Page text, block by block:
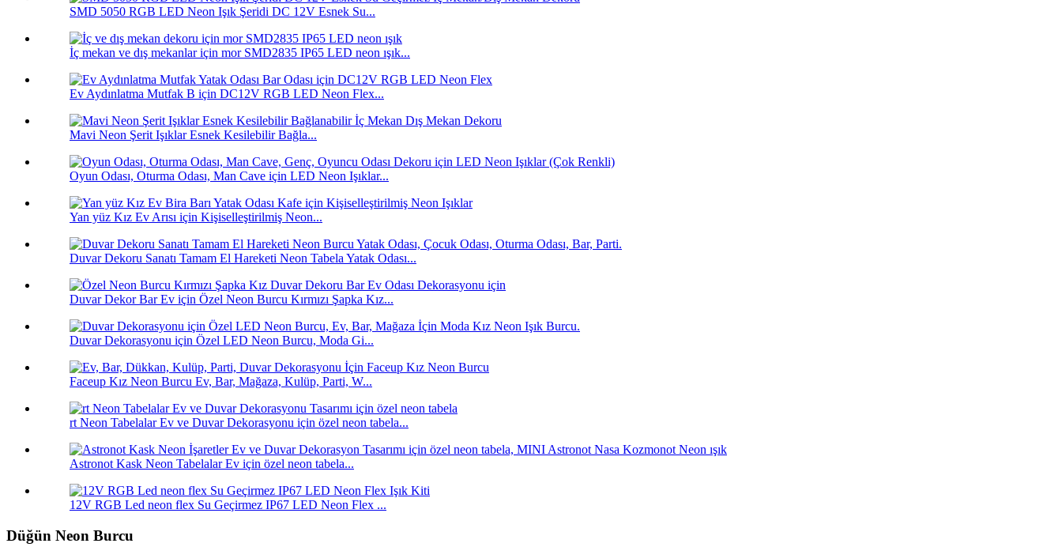
SMD 5050 RGB LED Neon Işık Şeridi DC 12V Esnek Su...
İç mekan ve dış mekanlar için mor SMD2835 IP65 LED neon ışık...
Ev Aydınlatma Mutfak B için DC12V RGB LED Neon Flex...
Mavi Neon Şerit Işıklar Esnek Kesilebilir Bağla...
Oyun Odası, Oturma Odası, Man Cave için LED Neon Işıklar...
Yan yüz Kız Ev Arısı için Kişiselleştirilmiş Neon...
Duvar Dekoru Sanatı Tamam El Hareketi Neon Tabela Yatak Odası...
Duvar Dekor Bar Ev için Özel Neon Burcu Kırmızı Şapka Kız...
Duvar Dekorasyonu için Özel LED Neon Burcu, Moda Gi...
Faceup Kız Neon Burcu Ev, Bar, Mağaza, Kulüp, Parti, W...
rt Neon Tabelalar Ev ve Duvar Dekorasyonu için özel neon tabela...
Astronot Kask Neon Tabelalar Ev için özel neon tabela...
12V RGB Led neon flex Su Geçirmez IP67 LED Neon Flex ...
Düğün Neon Burcu